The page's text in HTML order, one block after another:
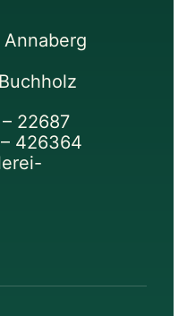
22687
426364